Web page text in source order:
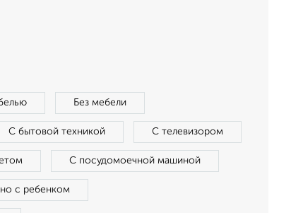
Без мебели
С бытовой техникой С телевизором
С посудомоечной машиной
с ребенком